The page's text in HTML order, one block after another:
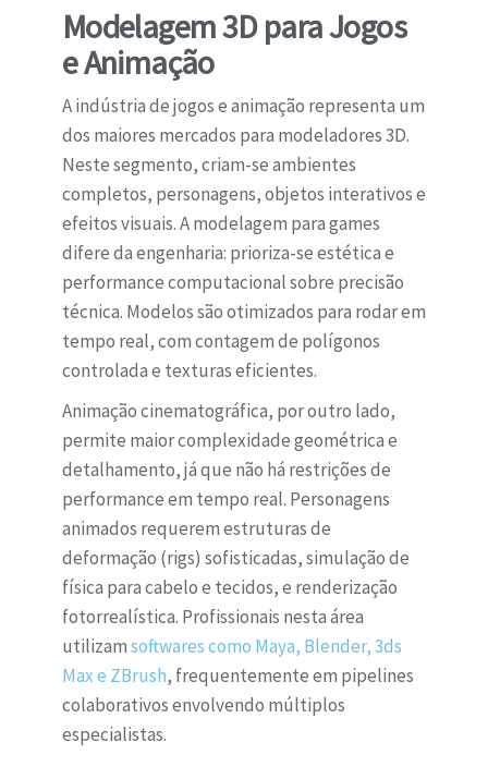
Modelagem 3D para Jogos
e Animação
A indústria de jogos e animação representa um
dos maiores mercados para modeladores 3D.
Neste segmento, criam-se ambientes
completos, personagens, objetos interativos e
efeitos visuais. A modelagem para games
difere da engenharia: prioriza-se estética e
performance computacional sobre precisão
técnica. Modelos são otimizados para rodar em
tempo real, com contagem de polígonos
controlada e texturas eficientes.
Animação cinematográfica, por outro lado,
permite maior complexidade geométrica e
detalhamento, já que não há restrições de
performance em tempo real. Personagens
animados requerem estruturas de
deformação (rigs) sofisticadas, simulação de
física para cabelo e tecidos, e renderização
fotorrealística. Profissionais nesta área
utilizamsoftwares como Maya, Blender, 3ds
Max e ZBrush, frequentemente em pipelines
colaborativos envolvendo múltiplos
especialistas.